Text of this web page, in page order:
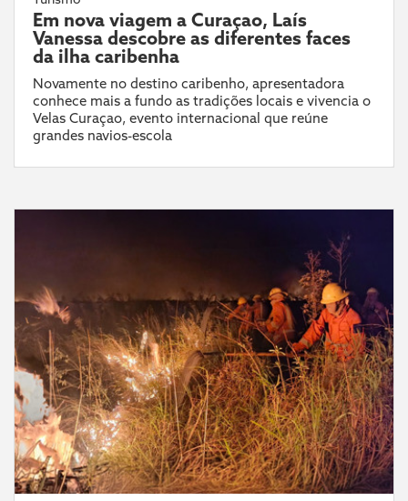
Em nova viagem a Curaçao, Laís
Vanessa descobre as diferentes faces
da ilha caribenha
Novamente no destino caribenho, apresentadora
conhece mais a fundo as tradições locais e vivencia o
Velas Curaçao, evento internacional que reúne
grandes navios-escola